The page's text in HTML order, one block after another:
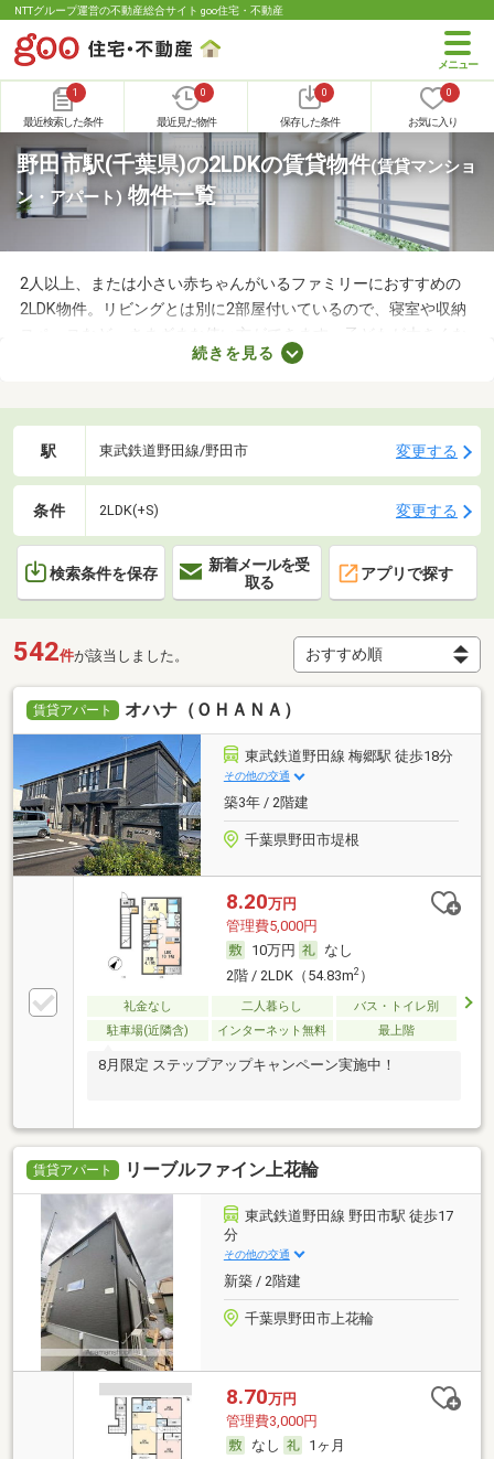
NTTグループ運営の不動産総合サイト goo住宅・不動産
1
最近検索した条件
0
最近見た物件
0
保存した条件
0
お気に入り
野田市駅(千葉県)の2LDKの賃貸物件(賃貸マンショ
ン・アパート) 物件一覧
2人以上、または小さい赤ちゃんがいるファミリーにおすすめの
2LDK物件。リビングとは別に2部屋付いているので、寝室や収納
スペースなど、さまざまな使い方ができます。子どもが大きくな
れば子ども部屋にもできるので、長く住めることも魅力です。こ
チェックして、希望にぴったりな物件を見つけましょう。
続きを見る
駅 東武鉄道野田線/野田市 変更する
条件 2LDK(+S) 変更する
検索条件を保存
新着メールを受
取る
アプリで探す
542件が該当しました。
賃貸アパート オハナ（ＯＨＡＮＡ）
東武鉄道野田線 梅郷駅 徒歩18分
その他の交通
築3年 / 2階建
千葉県野田市堤根
8.20万円
管理費5,000円
10万円
なし
2階 / 2LDK（54.83m2）
礼金なし 二人暮らし
バス・トイレ別
駐車場(近隣含)
インターネット無料 最上階
8月限定 ステップアップキャンペーン実施中！
賃貸アパート リーブルファイン上花輪
東武鉄道野田線 野田市駅 徒歩17
分
その他の交通
新築 / 2階建
千葉県野田市上花輪
8.70万円
管理費3,000円
なし
1ヶ月